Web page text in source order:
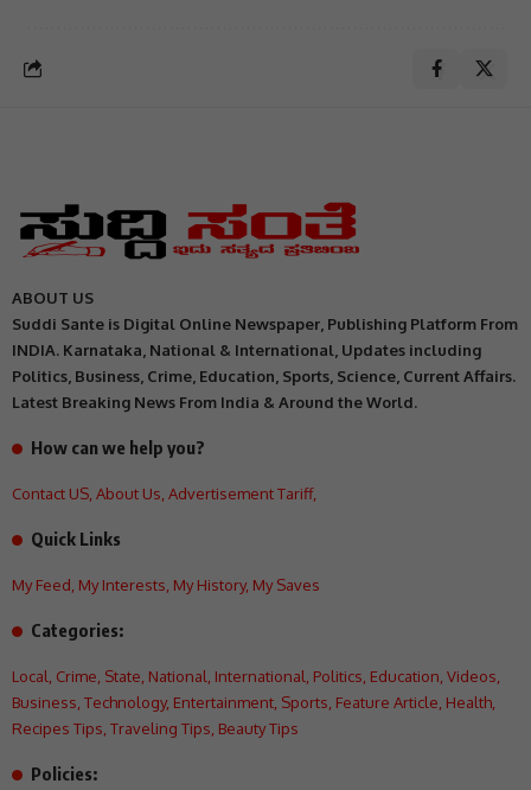
ABOUT US
Suddi Sante is Digital Online Newspaper, Publishing Platform From
INDIA. Karnataka, National & International, Updates including
Politics, Business, Crime, Education, Sports, Science, Current Affairs.
Latest Breaking News From India & Around the World.
How can we help you?
Contact US About Us Advertisement Tariff,
Quick Links
My Feed My Interests My History, My Saves
Categories:
Local Crime State National International Politics Education Videos
Business Technology, Entertainment Sports Feature Article Health
Recipes Tips Traveling Tips Beauty Tips
Policies: